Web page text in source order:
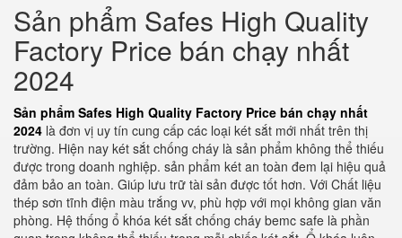
Sản phẩm Safes High Quality
Factory Price bán chạy nhất
2024
Sản phẩm Safes High Quality Factory Price bán chạy nhất
2024 là đơn vị uy tín cung cấp các loại két sắt mới nhất trên thị
trường. Hiện nay két sắt chống cháy là sản phẩm không thể thiếu
được trong doanh nghiệp. sản phẩm két an toàn đem lại hiệu quả
đảm bảo an toàn. Giúp lưu trữ tài sản được tốt hơn. Với Chất liệu
thép sơn tĩnh điện màu trắng vv, phù hợp với mọi không gian văn
phòng. Hệ thống ổ khóa két sắt chống cháy bemc safe là phần